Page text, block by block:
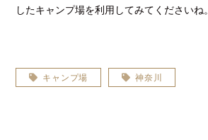
したキャンプ場を利用してみてくださいね。
キャンプ場 神奈川